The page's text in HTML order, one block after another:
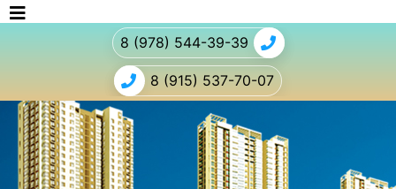
8 (978) 544-39-39
8 (915) 537-70-07